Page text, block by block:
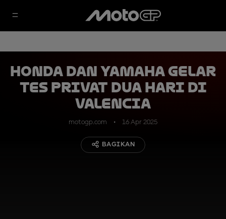
Honda dan Yamaha Gelar
Tes Privat Dua Hari di
Valencia
motogp.com 16 Apr 2025
BAGIKAN